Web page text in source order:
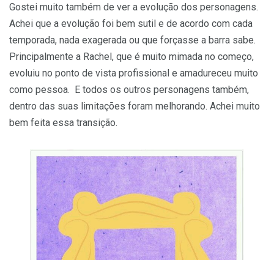
Gostei muito também de ver a evolução dos personagens.
Achei que a evolução foi bem sutil e de acordo com cada
temporada, nada exagerada ou que forçasse a barra sabe.
Principalmente a Rachel, que é muito mimada no começo,
evoluiu no ponto de vista profissional e amadureceu muito
como pessoa. E todos os outros personagens também,
dentro das suas limitações foram melhorando. Achei muito
bem feita essa transição.